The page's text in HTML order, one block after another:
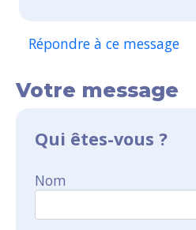
Répondre à ce message
Votre message
Qui êtes-vous ?
Nom